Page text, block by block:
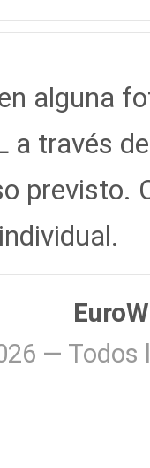
alguna
a través
previsto.
— Todos